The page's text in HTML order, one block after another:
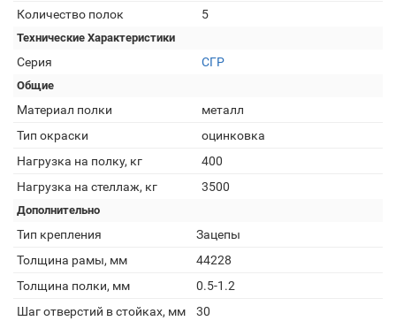
Количество полок
5
Технические Характеристики
Серия СГР
Общие
Материал полки
металл
Тип окраски
оцинковка
Нагрузка на полку, кг
400
Нагрузка на стеллаж, кг
3500
Дополнительно
Тип крепления
Зацепы
Толщина рамы, мм
44228
Толщина полки, мм
0.5-1.2
Шаг отверстий в стойках, мм
30